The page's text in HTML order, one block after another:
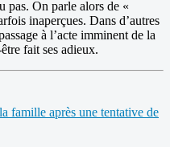
pas. On parle alors de «
inaperçues. Dans d’autres
à l’acte imminent de la
fait ses adieux.
famille après une tentative de